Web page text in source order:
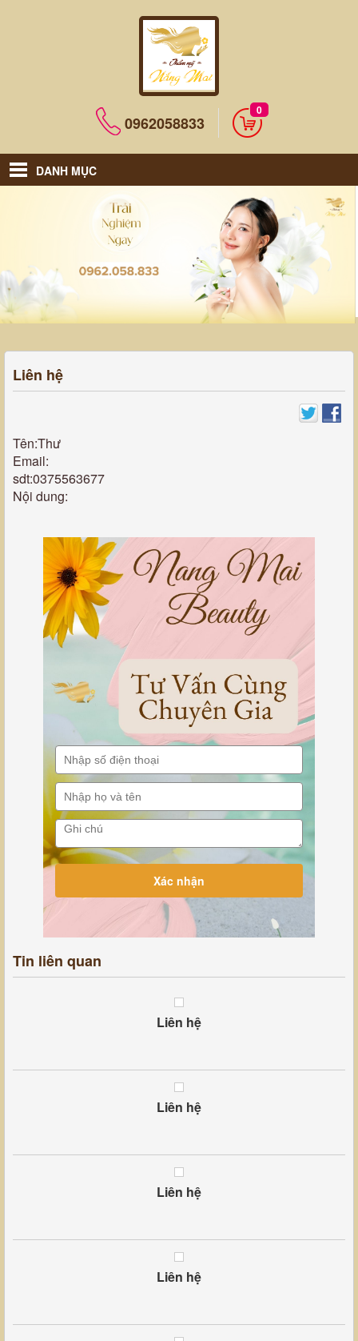
0962058833
0
DANH MỤC
Liên hệ
Tên:Thư
Email:
sdt:0375563677
Nội dung:
Tin liên quan
Liên hệ
Liên hệ
Liên hệ
Liên hệ